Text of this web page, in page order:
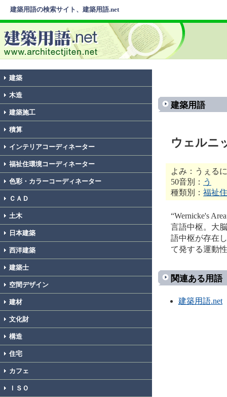
建築用語の検索サイト、建築用語.net
建築
木造
建築施工
積算
インテリアコーディネーター
福祉住環境コーディネーター
色彩・カラーコーディネーター
ＣＡＤ
土木
日本建築
西洋建築
建築士
空間デザイン
建材
文化財
構造
住宅
カフェ
ＩＳＯ
建築用語
ウェルニ
よみ：うぇる
50音別： う
種類別： 福祉
“Wernicke's
言語中枢。大
語中枢が存在
て発する運動
関連ある用語
建築用語.net